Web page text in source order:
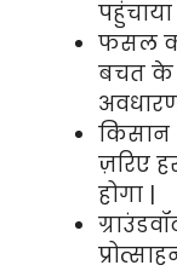
फसल
बचत के
किसान
ज़रिए
होगा |